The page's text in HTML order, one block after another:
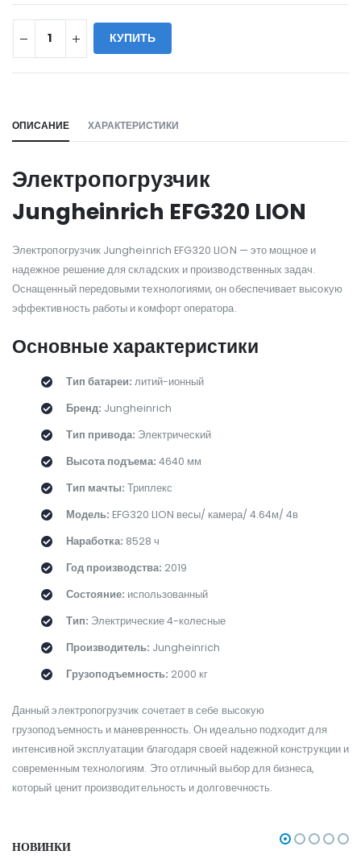
КУПИТЬ
ОПИСАНИЕ ХАРАКТЕРИСТИКИ
Электропогрузчик
Jungheinrich EFG320 LION
Электропогрузчик Jungheinrich EFG320 LION — это мощное и
надежное решение для складских и производственных задач.
Оснащенный передовыми технологиями, он обеспечивает высокую
эффективность работы и комфорт оператора.
Основные характеристики
Тип батареи: литий-ионный
Бренд: Jungheinrich
Тип привода: Электрический
Высота подъема: 4640 мм
Тип мачты: Триплекс
Модель: EFG320 LION весы/ камера/ 4.64м/ 4в
Наработка: 8528 ч
Год производства: 2019
Состояние: использованный
Тип: Электрические 4-колесные
Производитель: Jungheinrich
Грузоподъемность: 2000 кг
Данный электропогрузчик сочетает в себе высокую
грузоподъемность и маневренность. Он идеально подходит для
интенсивной эксплуатации благодаря своей надежной конструкции и
современным технологиям. Это отличный выбор для бизнеса,
который ценит производительность и долговечность.
НОВИНКИ